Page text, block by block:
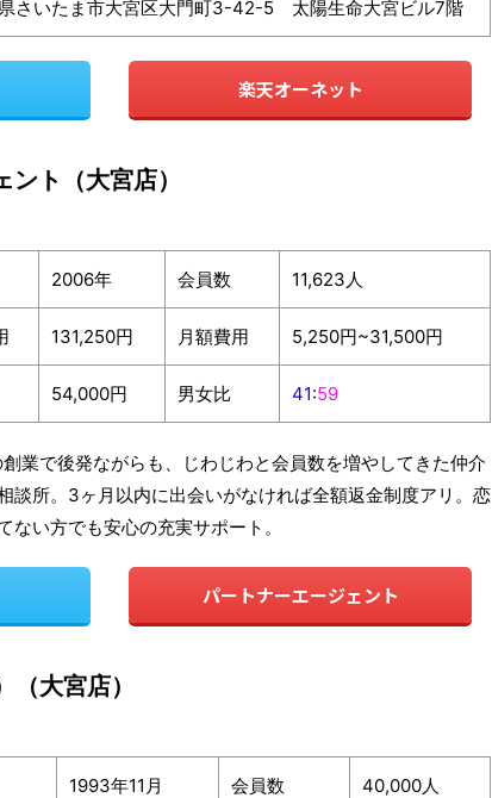
いたま市大宮区大門町3-42-5 太陽生命大宮ビル7階
楽天オーネット
ト（大宮店）
2006年 会員数 11,623人
131,250円 月額費用 5,250円~31,500円
54,000円 男女比 41:59
業で後発ながらも、じわじわと会員数を増やしてきた仲介
談所。3ヶ月以内に出会いがなければ全額返金制度アリ。恋
ない方でも安心の充実サポート。
パートナーエージェント
大宮店）
1993年11月 会員数 40,000人